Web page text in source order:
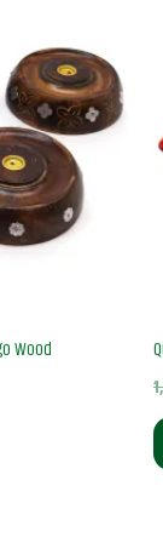
Wood